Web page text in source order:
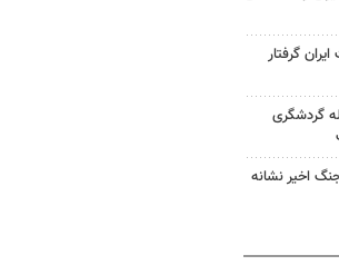
گرفتار
گردشگری
اخیر نشانه